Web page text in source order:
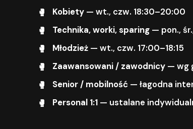
Kobiety — wt., czw. 18:30–20:00
Technika, worki, sparing — pon.,
Młodzież — wt., czw. 17:00–18:15
Zaawansowani / zawodnicy — wg
Senior / mobilność — łagodna
Personal 1:1 — ustalane